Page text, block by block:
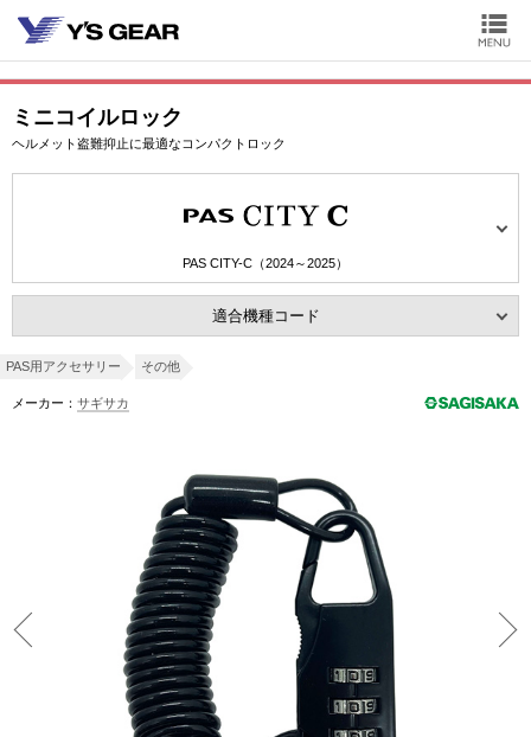
ミニコイルロック
ヘルメット盗難抑止に最適なコンパクトロック
PAS CITY-C（2024～2025）
適合機種コード
PAS用アクセサリー その他
メーカー： サギサカ